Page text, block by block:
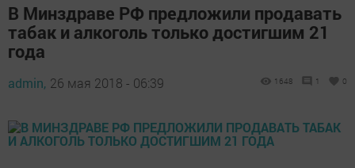
В Минздраве РФ предложили продавать
табак и алкоголь только достигшим 21
года
admin, 26 мая 2018 - 06:39 1648 1 0